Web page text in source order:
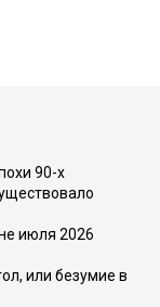
90-х
июля 2026
или безумие в